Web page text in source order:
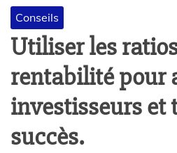
Conseils
Utiliser les
rentabilité pour
investisseurs et
succès.